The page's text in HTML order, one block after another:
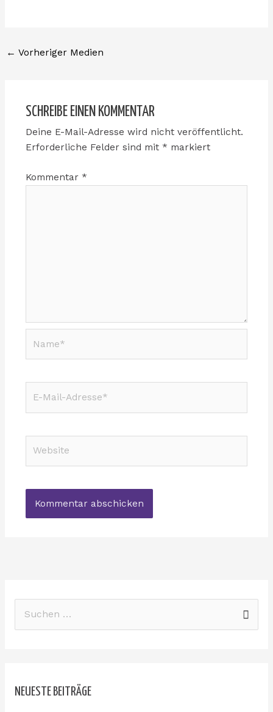
← Vorheriger Medien
SCHREIBE EINEN KOMMENTAR
Deine E-Mail-Adresse wird nicht veröffentlicht.
Erforderliche Felder sind mit * markiert
Kommentar *
eNEUESTE BEITRÄGE